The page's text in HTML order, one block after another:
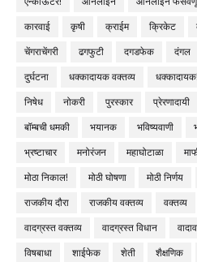
कारवाई
कृषी क्राईम क्रिकेट
चेंगराचेंगरी
ढगफुटी दगडफेक दंगल
दुर्घटना
धक्कादायक वक्तव्य धक्कादायक!
निषेध
नोकरी पुरस्कार प्रेरणादायी
बॉम्बची धमकी
भयानक भविष्यवाणी
भ्रष्टाचार
मनोरंजन महाघोटाळा
मोठा निकाल!
मोठी घोषणा मोठी निर्णय
राजकीय दौरा
राजकीय वक्तव्य वक्तव्य
वादग्रस्त वक्तव्य
वादग्रस्त विधान
विषबाधा
शाईफेक शेती शैक्षणिक